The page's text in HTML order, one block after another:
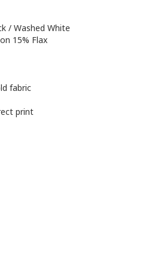
/ Washed White
15% Flax
fabric
print